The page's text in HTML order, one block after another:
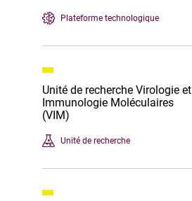
Plateforme technologique
Unité de recherche Virologie et
Immunologie Moléculaires
(VIM)
Unité de recherche